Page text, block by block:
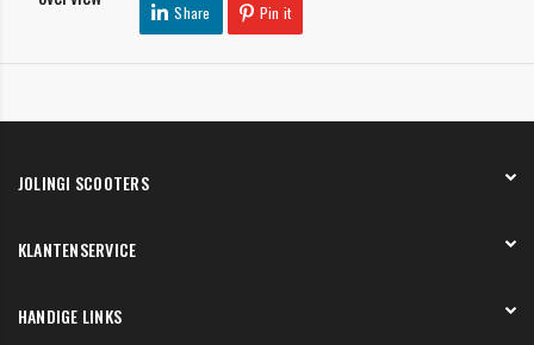
Share Pin it
JOLINGI SCOOTERS
Onze showroom
KLANTENSERVICE
Verzending en bezorging
HANDIGE LINKS